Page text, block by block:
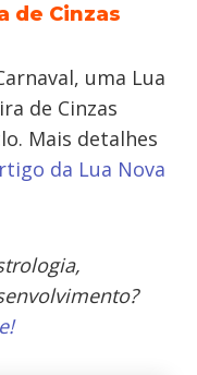
de Cinzas
uma Lua
de Cinzas
Mais detalhes
da Lua Nova